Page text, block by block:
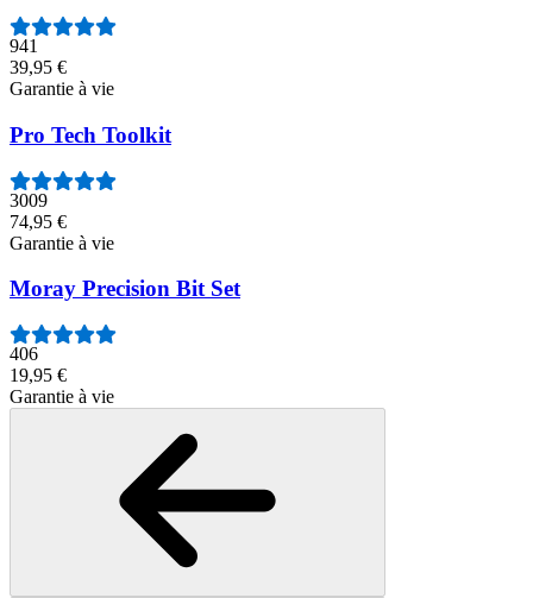
941
39,95 €
Garantie à vie
Pro Tech Toolkit
3009
74,95 €
Garantie à vie
Moray Precision Bit Set
406
19,95 €
Garantie à vie